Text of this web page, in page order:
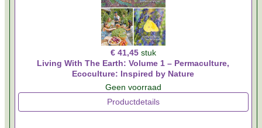
€ 41,45 stuk
Living With The Earth: Volume 1 – Permaculture,
Ecoculture: Inspired by Nature
Geen voorraad
Productdetails